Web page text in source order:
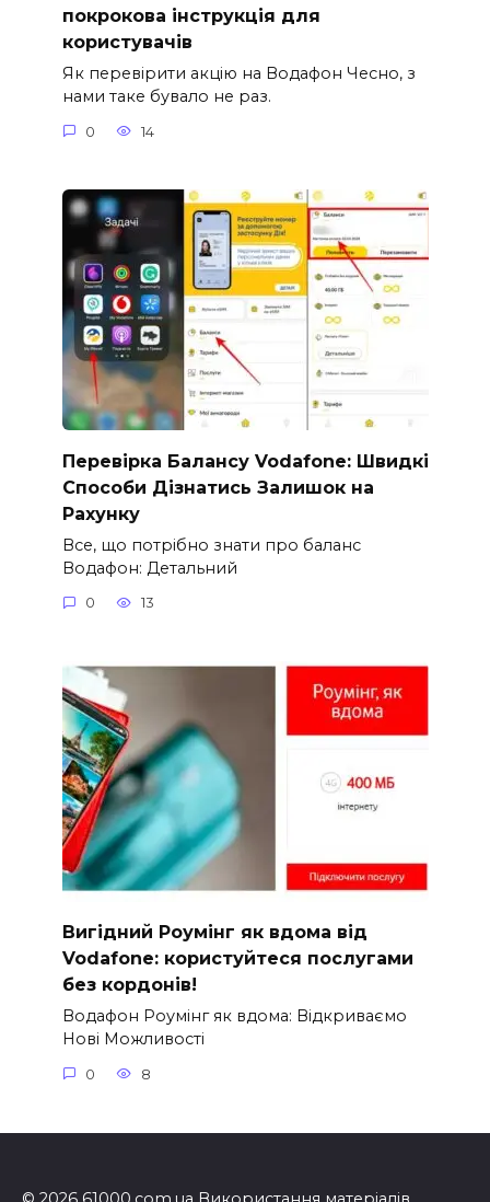
покрокова інструкція для
користувачів
Як перевірити акцію на Водафон Чесно, з
нами таке бувало не раз.
0 14
Перевірка Балансу Vodafone: Швидкі
Способи Дізнатись Залишок на
Рахунку
Все, що потрібно знати про баланс
Водафон: Детальний
0 13
Вигідний Роумінг як вдома від
Vodafone: користуйтеся послугами
без кордонів!
Водафон Роумінг як вдома: Відкриваємо
Нові Можливості
0 8